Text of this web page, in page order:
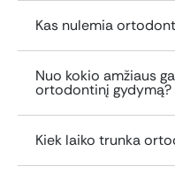
Kas nulemia
Nuo kokio amžiaus
ortodontinį gydymą?
Kiek laiko trunka